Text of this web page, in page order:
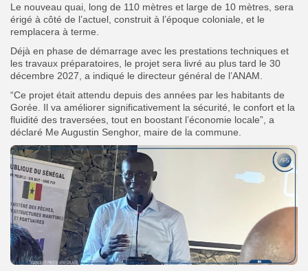
Le nouveau quai , long de 110 mètres et large de 10 mètres , sera
érigé à côté de l’actuel, construit à l’époque coloniale, et le
remplacera à terme
Déjà en phase de démarrage avec les prestations techniques et
les travaux préparatoires, le projet sera livré au plus tard le 30
décembre 2027 , a indiqué le directeur général de l’ANAM.
“Ce projet était attendu depuis des années par les habitants de
Gorée. Il va améliorer significativement la sécurité, le confort et la
fluidité des traversées, tout en boostant l’économie locale”, a
déclaré Me Augustin Senghor, maire de la commune.